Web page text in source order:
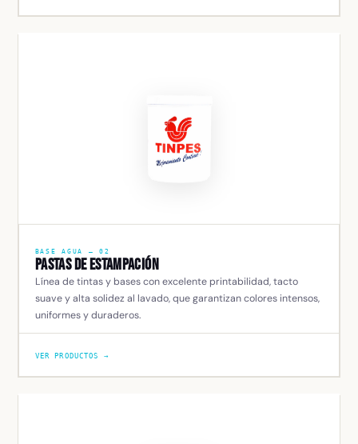
BASE AGUA — 02
Pastas de Estampación
Línea de tintas y bases con excelente printabilidad, tacto
suave y alta solidez al lavado, que garantizan colores intensos,
uniformes y duraderos.
VER PRODUCTOS →